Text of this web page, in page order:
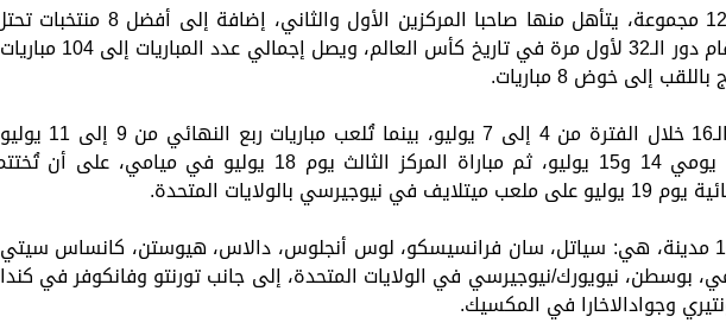
ويضم نظام البطولة 12 مجموعة، يتأهل منها صاحبا المركزين الأول والثاني، إضافة إلى أفضل 8
المركز الثالث، بينما يُقام دور الـ32 لأول مرة في تاريخ كأس العالم، ويصل إجمالي عدد
إلى خوض 8 مباريات.
وتقام منافسات دور الـ16 خلال الفترة من 4 إلى 7 يوليو، بينما تُلعب مباريات
ويقام نصف النهائي يومي 14 و15 يوليو، ثم مباراة المركز الثالث يوم 18 يوليو في ميامي، على أن
بالولايات المتحدة.
وتستضيف البطولة 16 مدينة، هي: سياتل، سان فرانسيسكو، لوس أنجلوس، دالاس، هيوستن، كانساس
بوسطن، نيويورك/نيوجيرسي في الولايات المتحدة، إلى جانب تورنتو وفانكوفر في
وجوادالاخارا في المكسيك.